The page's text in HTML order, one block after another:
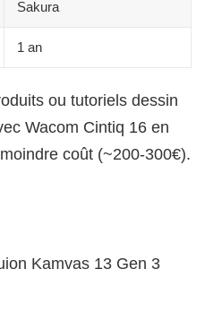
Sakura
1 an
ou tutoriels dessin
Wacom Cintiq 16 en
coût (~200-300€).
Kamvas 13 Gen 3